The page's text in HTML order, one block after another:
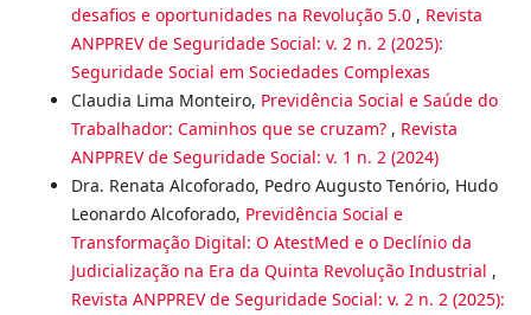
desafios e oportunidades na Revolução 5.0 , Revista
ANPPREV de Seguridade Social: v. 2 n. 2 (2025):
Seguridade Social em Sociedades Complexas
Claudia Lima Monteiro, Previdência Social e Saúde do
Trabalhador: Caminhos que se cruzam? , Revista
ANPPREV de Seguridade Social: v. 1 n. 2 (2024)
Dra. Renata Alcoforado, Pedro Augusto Tenório, Hudo
Leonardo Alcoforado, Previdência Social e
Transformação Digital: O AtestMed e o Declínio da
Judicialização na Era da Quinta Revolução Industrial ,
Revista ANPPREV de Seguridade Social: v. 2 n. 2 (2025):